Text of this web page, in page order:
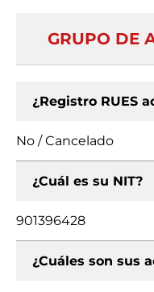
GRUPO DE
¿Registro RUES
No / Cancelado
¿Cuál es su NIT?
901396428
¿Cuáles son sus